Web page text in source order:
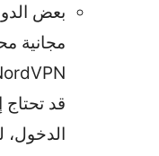
بعض
مجانية
قد
الدخول،